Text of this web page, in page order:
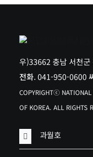
우)33662 충남 서천
전화. 041-950-0600
COPYRIGHTⓒ
OF KOREA. ALL RIGHTS
과월호